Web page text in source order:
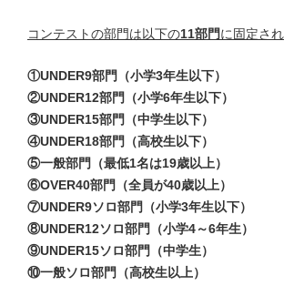
コンテストの部門は以下の11部門に固定され
①UNDER9部門（小学3年生以下）
②UNDER12部門（小学6年生以下）
③UNDER15部門（中学生以下）
④UNDER18部門（高校生以下）
⑤一般部門（最低1名は19歳以上）
⑥OVER40部門（全員が40歳以上）
⑦UNDER9ソロ部門（小学3年生以下）
⑧UNDER12ソロ部門（小学4～6年生）
⑨UNDER15ソロ部門（中学生）
⑩一般ソロ部門（高校生以上）